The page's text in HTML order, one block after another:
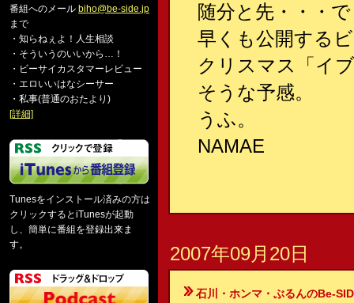
番組へのメール biho@be-side.jp
まで
・知らねぇよ！人生相談
・そういうのいいから…！
・ビーサイカスタマーレビュー
・エロいいはなシーサー
・私事(普通のおたより)
[詳細]
Tunesをインストール済みの方は
クリックするとiTunesが起動
し、簡単に番組を登録出来ま
す。
随分と先・・・
早くも公開する
クリスマス「イ
そうな予感。
うふ。
NAMAE
2007年09月20日
石川・ホンマ・ぶるんのBe-